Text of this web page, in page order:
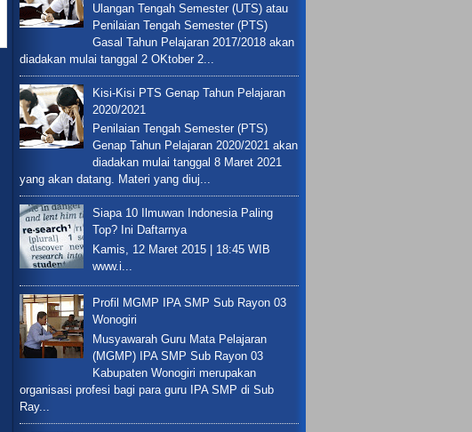
Ulangan Tengah Semester (UTS) atau
Penilaian Tengah Semester (PTS)
Gasal Tahun Pelajaran 2017/2018 akan
diadakan mulai tanggal 2 OKtober 2...
Kisi-Kisi PTS Genap Tahun Pelajaran
2020/2021
Penilaian Tengah Semester (PTS)
Genap Tahun Pelajaran 2020/2021 akan
diadakan mulai tanggal 8 Maret 2021
yang akan datang. Materi yang diuj...
Siapa 10 Ilmuwan Indonesia Paling
Top? Ini Daftarnya
Kamis, 12 Maret 2015 | 18:45 WIB
www.i...
Profil MGMP IPA SMP Sub Rayon 03
Wonogiri
Musyawarah Guru Mata Pelajaran
(MGMP) IPA SMP Sub Rayon 03
Kabupaten Wonogiri merupakan
organisasi profesi bagi para guru IPA SMP di Sub
Ray...